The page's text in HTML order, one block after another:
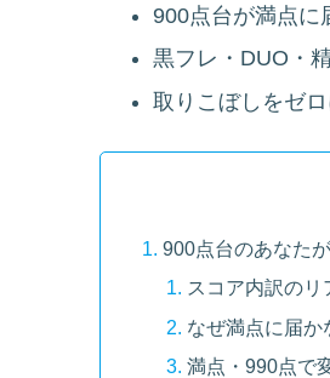
900点台が満点に
黒フレ・DUO・
取りこぼしをゼ
900点台のあなた
スコア内訳のリ
なぜ満点に届か
満点・990点で